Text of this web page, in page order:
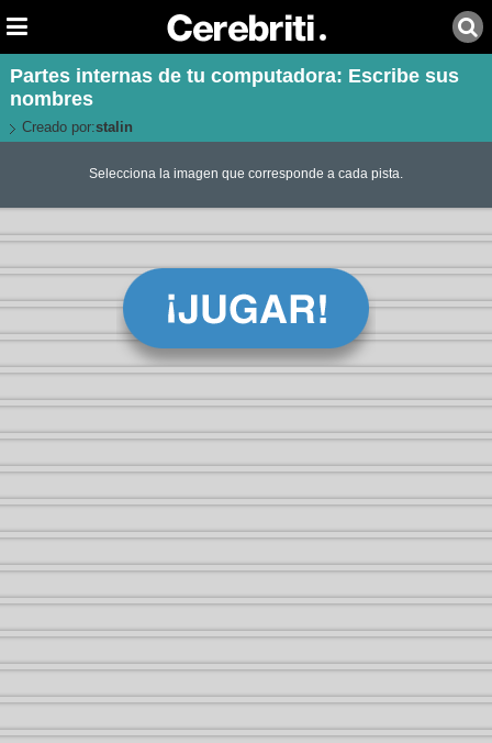
Partes internas de tu computadora: Escribe sus
nombres
Creado por:stalin
Selecciona la imagen que corresponde a cada pista.